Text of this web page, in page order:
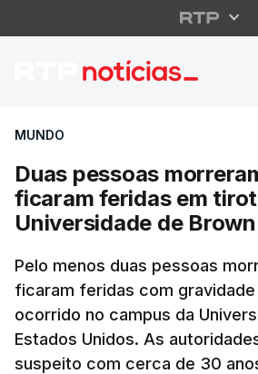
Duas
MUNDO
Duas pessoas
ficaram feridas em
Universidade de Brown
Pelo menos duas pessoas
ficaram feridas com
ocorrido no campus da
Estados Unidos. As
suspeito com cerca de 30